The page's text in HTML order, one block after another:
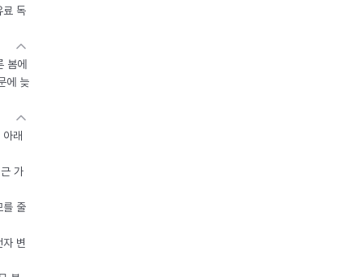
료 독
봄에
에 늦
래
가
를 줄
변